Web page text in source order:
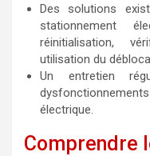
Des solutions
stationnement
réinitialisation,
utilisation du
Un entretien
électrique.
Comprendre